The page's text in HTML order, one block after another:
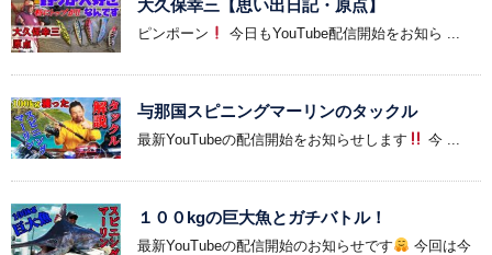
大久保幸三【思い出日記・原点】
ピンポーン 今日もYouTube配信開始をお知ら ...
与那国スピニングマーリンのタックル
最新YouTubeの配信開始をお知らせします 今 ...
１００kgの巨大魚とガチバトル！
最新YouTubeの配信開始のお知らせです
今回は今